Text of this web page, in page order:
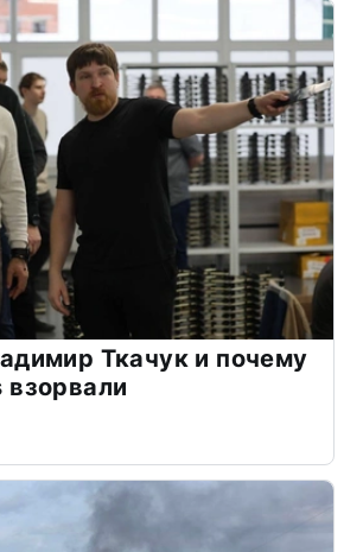
Ткачук и почему
взорвали